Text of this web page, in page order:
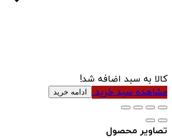
کالا به سبد اضافه شد!
مشاهده سبد خرید ادامه خرید
تصاویر محصول